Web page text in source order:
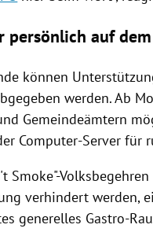
persönlich auf
können
werden. Ab
Gemeindeämtern
Computer-Server für
Smoke"-
verhindert werden,
generelles Gastro-